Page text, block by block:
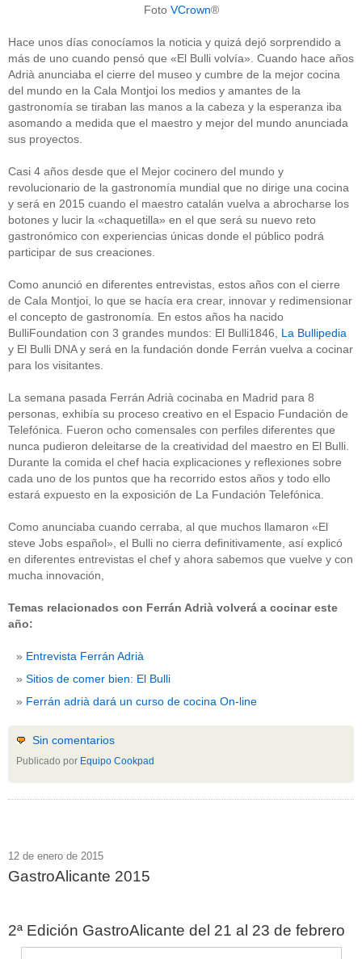
Foto VCrown®
Hace unos días conocíamos la noticia y quizá dejó sorprendido a
más de uno cuando pensó que «El Bulli volvía». Cuando hace años
Adrià anunciaba el cierre del museo y cumbre de la mejor cocina
del mundo en la Cala Montjoi los medios y amantes de la
gastronomía se tiraban las manos a la cabeza y la esperanza iba
asomando a medida que el maestro y mejor del mundo anunciada
sus proyectos.
Casi 4 años desde que el Mejor cocinero del mundo y
revolucionario de la gastronomía mundial que no dirige una cocina
y será en 2015 cuando el maestro catalán vuelva a abrocharse los
botones y lucir la «chaquetilla» en el que será su nuevo reto
gastronómico con experiencias únicas donde el público podrá
participar de sus creaciones.
Como anunció en diferentes entrevistas, estos años con el cierre
de Cala Montjoi, lo que se hacía era crear, innovar y redimensionar
el concepto de gastronomía. En estos años ha nacido
BulliFoundation con 3 grandes mundos: El Bulli1846, La Bullipedia
y El Bulli DNA y será en la fundación donde Ferrán vuelva a cocinar
para los visitantes.
La semana pasada Ferrán Adrià cocinaba en Madrid para 8
personas, exhibía su proceso creativo en el Espacio Fundación de
Telefónica. Fueron ocho comensales con perfiles diferentes que
nunca pudieron deleitarse de la creatividad del maestro en El Bulli.
Durante la comida el chef hacia explicaciones y reflexiones sobre
cada uno de los puntos que ha recorrido estos años y todo ello
estará expuesto en la exposición de La Fundación Telefónica.
Como anunciaba cuando cerraba, al que muchos llamaron «El
steve Jobs español», el Bulli no cierra definitivamente, así explicó
en diferentes entrevistas el chef y ahora sabemos que vuelve y con
mucha innovación,
Temas relacionados con Ferrán Adrià volverá a cocinar este
año:
Entrevista Ferrán Adrià
Sitios de comer bien: El Bulli
Ferrán adrià dará un curso de cocina On-line
Sin comentarios
Publicado por Equipo Cookpad
12 de enero de 2015
GastroAlicante 2015
2ª Edición GastroAlicante del 21 al 23 de febrero